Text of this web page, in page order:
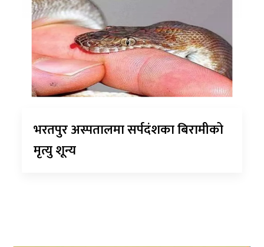
भरतपुर अस्पतालमा सर्पदंशका बिरामीको
मृत्यु शून्य